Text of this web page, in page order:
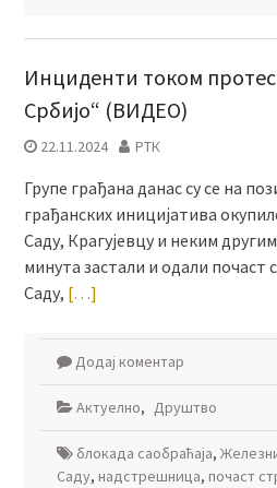
Инциденти током
Србијо“ (ВИДЕО)
22.11.2024 РТК
Групе грађана данас су се на
грађанских иницијатива
Саду, Крагујевцу и неким
минута застали и одали почаст
Саду, […]
Додај коментар
Актуелно, Друштво
блокада саобраћаја,
Саду, надстрешница, почаст